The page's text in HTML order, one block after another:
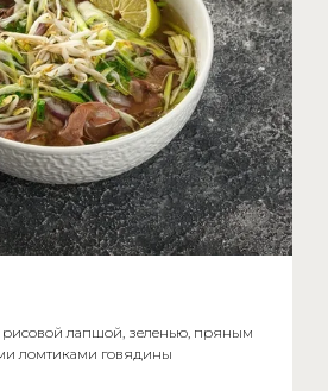
рисовой лапшой, зеленью, пряным
ломтиками говядины